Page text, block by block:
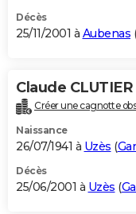
Décès
25/11/2001 à Aubenas (
Claude CLUTIER
Créer une cagnotte
Naissance
26/07/1941 à Uzès (
Décès
25/06/2001 à Uzès (